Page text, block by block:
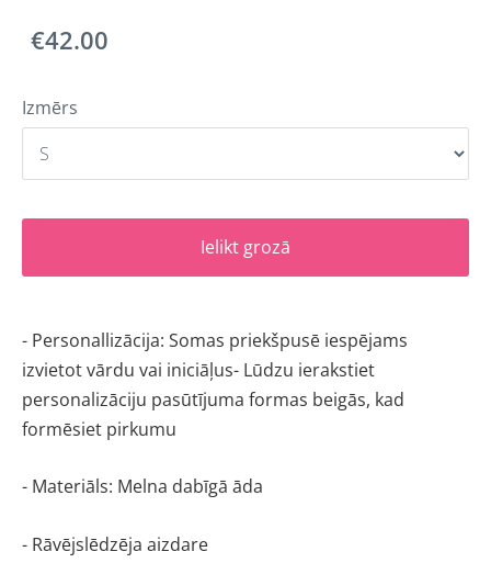
€42.00
Izmērs
Ielikt grozā
- Personallizācija: Somas priekšpusē iespējams
izvietot vārdu vai iniciāļus- Lūdzu ierakstiet
personalizāciju pasūtījuma formas beigās, kad
formēsiet pirkumu
- Materiāls: Melna dabīgā āda
- Rāvējslēdzēja aizdare